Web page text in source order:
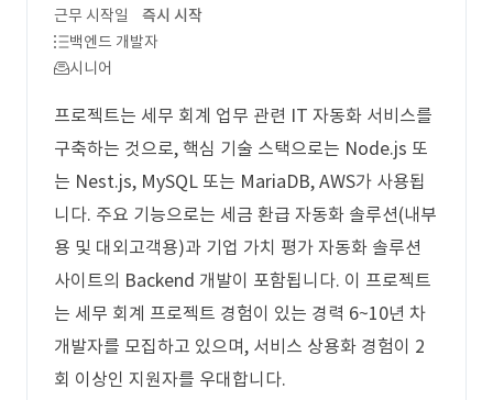
근무 시작일
즉시 시작
백엔드 개발자
시니어
프로젝트는 세무 회계 업무 관련 IT 자동화 서비스를
구축하는 것으로, 핵심 기술 스택으로는 Node.js 또
는 Nest.js, MySQL 또는 MariaDB, AWS가 사용됩
니다. 주요 기능으로는 세금 환급 자동화 솔루션(내부
용 및 대외고객용)과 기업 가치 평가 자동화 솔루션
사이트의 Backend 개발이 포함됩니다. 이 프로젝트
는 세무 회계 프로젝트 경험이 있는 경력 6~10년 차
개발자를 모집하고 있으며, 서비스 상용화 경험이 2
회 이상인 지원자를 우대합니다.